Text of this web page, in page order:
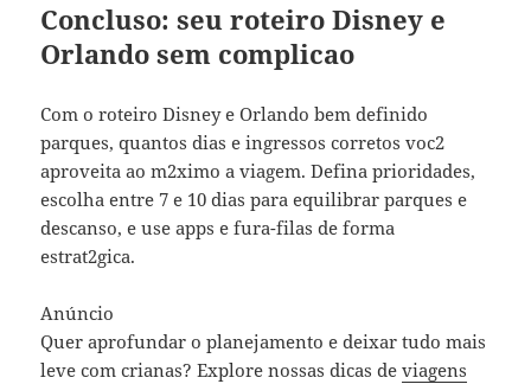
Concluso: seu roteiro Disney e
Orlando sem complicao
Com o roteiro Disney e Orlando bem definido
parques, quantos dias e ingressos corretos voc2
aproveita ao m2ximo a viagem. Defina prioridades,
escolha entre 7 e 10 dias para equilibrar parques e
descanso, e use apps e fura-filas de forma
estrat2gica.
Anúncio
Quer aprofundar o planejamento e deixar tudo mais
leve com crianas? Explore nossas dicas deviagens